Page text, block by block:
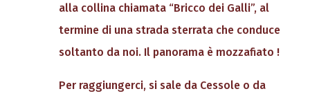
alla collina chiamata “Bricco dei Galli”, al
termine di una strada sterrata che conduce
soltanto da noi. Il panorama è mozzafiato !
Per raggiungerci, si sale da Cessole o da